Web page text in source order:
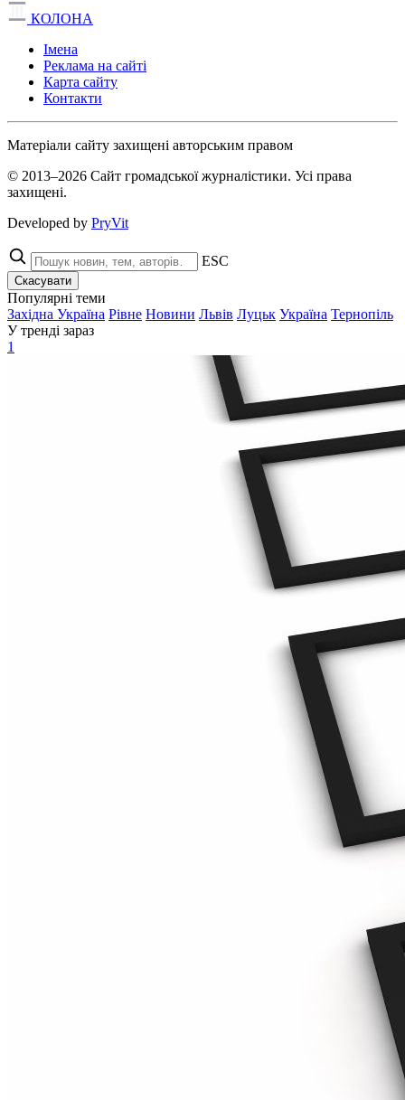
КОЛОНА
Імена
Реклама на сайті
Карта сайту
Контакти
Матеріали сайту захищені авторським правом
© 2013–2026 Сайт громадської журналістики. Усі права
захищені.
Developed by PryVit
ESC
Скасувати
Популярні теми
Західна Україна Рівне Новини Львів Луцьк Україна Тернопіль
У тренді зараз
1